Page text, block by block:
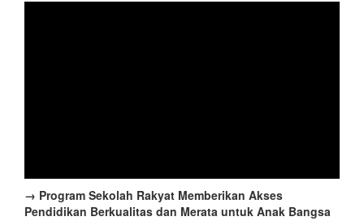
→ Program Sekolah Rakyat Memberikan Akses
Pendidikan Berkualitas dan Merata untuk Anak Bangsa